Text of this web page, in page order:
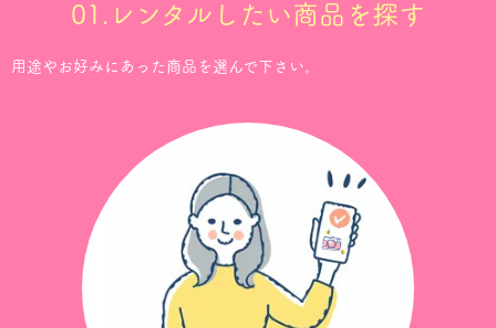
01.レンタルしたい商品を探す
用途やお好みにあった商品を選んで下さい。